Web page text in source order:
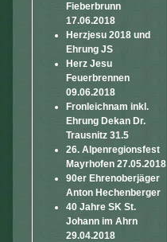
Fieberbrunn
17.06.2018
Herzjesu 2018 und
Ehrung JS
Herz Jesu
Feuerbrennen
09.06.2018
Fronleichnam inkl.
Ehrung Dekan Dr.
Trausnitz 31.5
26. Alpenregionsfest
Mayrhofen 27.05.2018
90er Ehrenoberjäger
Anton Hechenberger
40 Jahre SK St.
Johann im Ahrn
29.04.2018